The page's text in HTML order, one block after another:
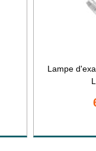
Lampe